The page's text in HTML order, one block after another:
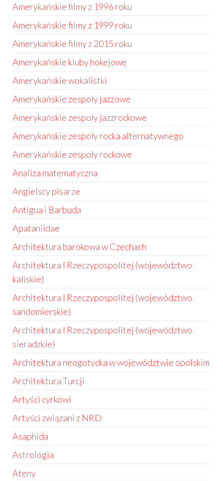
Amerykańskie filmy z 1996 roku
Amerykańskie filmy z 1999 roku
Amerykańskie filmy z 2015 roku
Amerykańskie kluby hokejowe
Amerykańskie wokalistki
Amerykańskie zespoły jazzowe
Amerykańskie zespoły jazzrockowe
Amerykańskie zespoły rocka alternatywnego
Amerykańskie zespoły rockowe
Analiza matematyczna
Angielscy pisarze
Antigua i Barbuda
Apataniidae
Architektura barokowa w Czechach
Architektura I Rzeczypospolitej (województwo
kaliskie)
Architektura I Rzeczypospolitej (województwo
sandomierskie)
Architektura I Rzeczypospolitej (województwo
sieradzkie)
Architektura neogotycka w województwie opolskim
Architektura Turcji
Artyści cyrkowi
Artyści związani z NRD
Asaphida
Astrologia
Ateny